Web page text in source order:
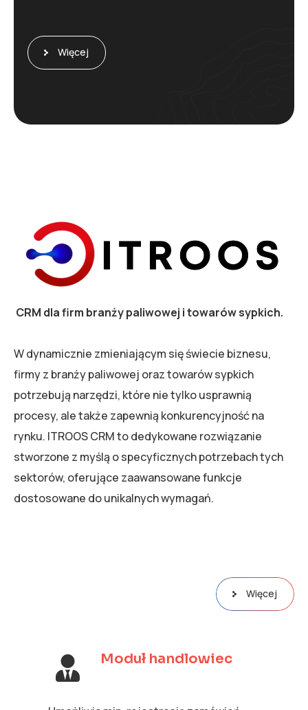
Więcej
CRM dla firm branży paliwowej i towarów sypkich.
W dynamicznie zmieniającym się świecie biznesu,
firmy z branży paliwowej oraz towarów sypkich
potrzebują narzędzi, które nie tylko usprawnią
procesy, ale także zapewnią konkurencyjność na
rynku. ITROOS CRM to dedykowane rozwiązanie
stworzone z myślą o specyficznych potrzebach tych
sektorów, oferujące zaawansowane funkcje
dostosowane do unikalnych wymagań.
Więcej
Moduł handlowiec